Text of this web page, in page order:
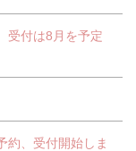
受付は8月を予定
約、受付開始しま